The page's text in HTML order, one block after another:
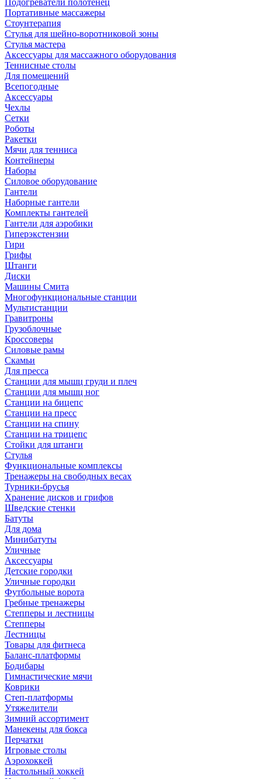
Подогреватели полотенец
Портативные массажеры
Стоунтерапия
Стулья для шейно-воротниковой зоны
Стулья мастера
Аксессуары для массажного оборудования
Теннисные столы
Для помещений
Всепогодные
Аксессуары
Чехлы
Сетки
Роботы
Ракетки
Мячи для тенниса
Контейнеры
Наборы
Силовое оборудование
Гантели
Наборные гантели
Комплекты гантелей
Гантели для аэробики
Гиперэкстензии
Гири
Грифы
Штанги
Диски
Машины Смита
Многофункциональные станции
Мультистанции
Гравитроны
Грузоблочные
Кроссоверы
Силовые рамы
Скамьи
Для пресса
Станции для мышц груди и плеч
Станции для мышц ног
Станции на бицепс
Станции на пресс
Станции на спину
Станции на трицепс
Стойки для штанги
Стулья
Функциональные комплексы
Тренажеры на свободных весах
Турники-брусья
Хранение дисков и грифов
Шведские стенки
Батуты
Для дома
Минибатуты
Уличные
Аксессуары
Детские городки
Уличные городки
Футбольные ворота
Гребные тренажеры
Степперы и лестницы
Степперы
Лестницы
Товары для фитнеса
Баланс-платформы
Бодибары
Гимнастические мячи
Коврики
Степ-платформы
Утяжелители
Зимний ассортимент
Манекены для бокса
Перчатки
Игровые столы
Аэрохоккей
Настольный хоккей